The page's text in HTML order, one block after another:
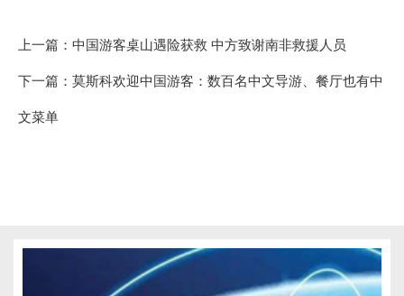
上一篇： 中国游客桌山遇险获救 中方致谢南非救援人员
下一篇： 莫斯科欢迎中国游客：数百名中文导游、餐厅也有中
文菜单